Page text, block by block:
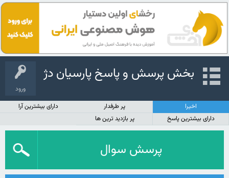
ورود
بخش پرسش و پاسخ پارسیان دژ
اخیرا پر طرفدار
دارای بیشترین آرا
دارای بیشترین پاسخ
پر بازدید ترین ها
پرسش سوال